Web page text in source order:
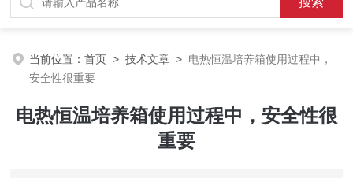
高温恒温培养箱，低温恒温培养箱，碎花型制冰机；消毒灭菌设备，
当前位置：首页 >技术文章 > 电热恒温培养箱使用过程中，
安全性很重要
电热恒温培养箱使用过程中，安全性很
重要